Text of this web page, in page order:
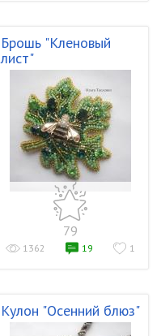
Брошь "Кленовый
лист"
79
1362 19 1
Кулон "Осенний блюз"